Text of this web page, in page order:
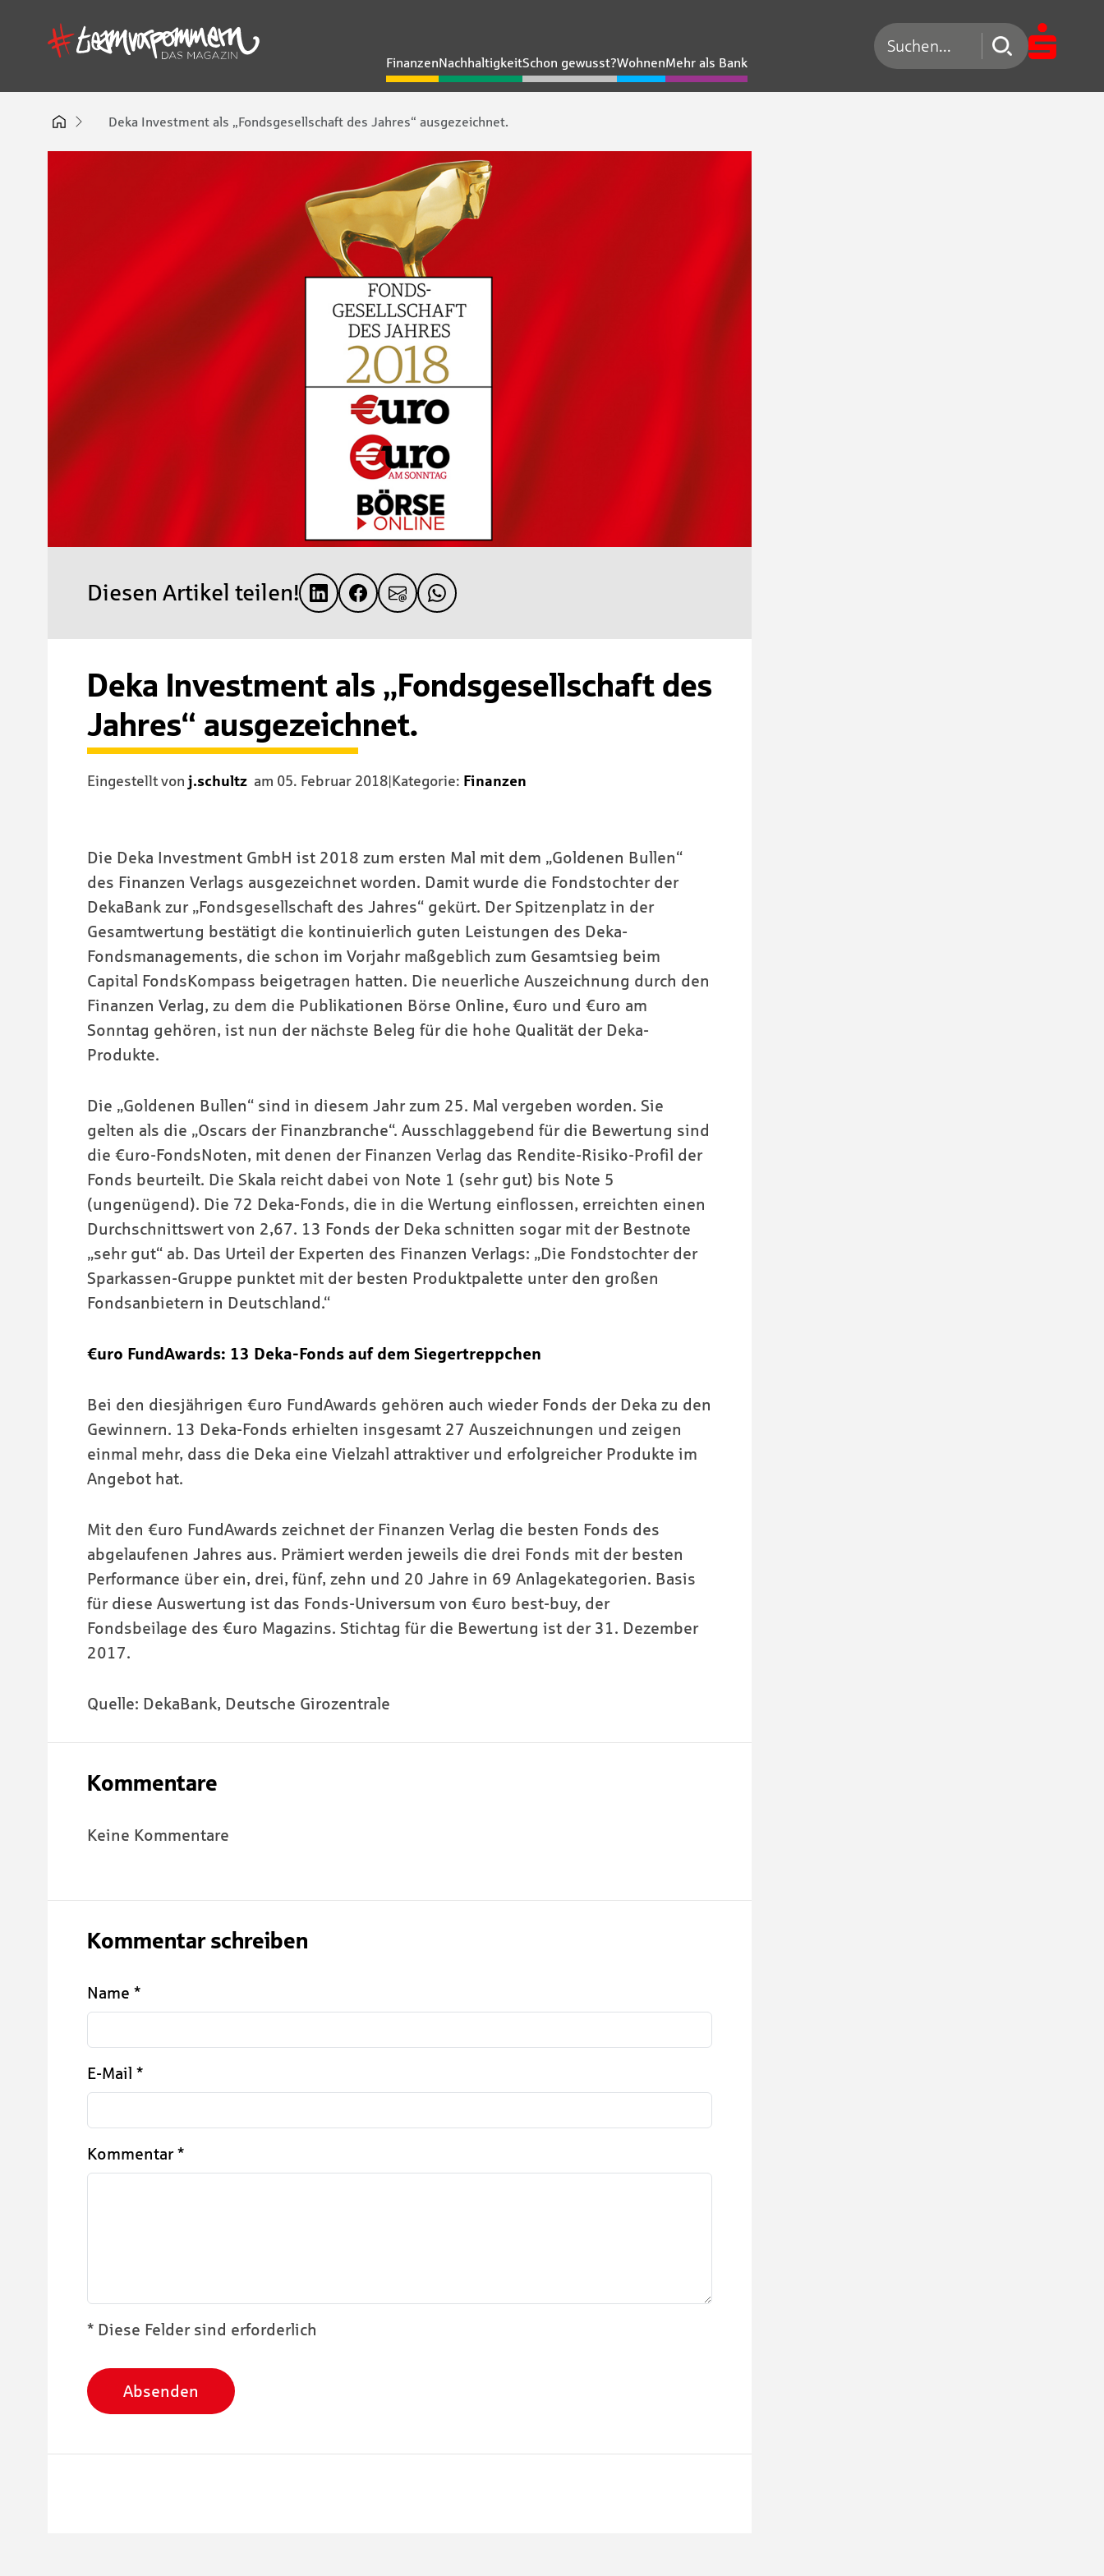
FinanzenNachhaltigkeitSchon gewusst?WohnenMehr als Bank
Suchen nach
Deka Investment als „Fondsgesellschaft des Jahres“ ausgezeichnet.
Diesen Artikel teilen!
Deka Investment als „Fondsgesellschaft des
Jahres“ ausgezeichnet.
Eingestellt von j.schultz am 05. Februar 2018| Kategorie: Finanzen
Die Deka Investment GmbH ist 2018 zum ersten Mal mit dem „Goldenen Bullen“
des Finanzen Verlags ausgezeichnet worden. Damit wurde die Fondstochter der
DekaBank zur „Fondsgesellschaft des Jahres“ gekürt. Der Spitzenplatz in der
Gesamtwertung bestätigt die kontinuierlich guten Leistungen des Deka-
Fondsmanagements, die schon im Vorjahr maßgeblich zum Gesamtsieg beim
Capital FondsKompass beigetragen hatten. Die neuerliche Auszeichnung durch den
Finanzen Verlag, zu dem die Publikationen Börse Online, €uro und €uro am
Sonntag gehören, ist nun der nächste Beleg für die hohe Qualität der Deka-
Produkte.
Die „Goldenen Bullen“ sind in diesem Jahr zum 25. Mal vergeben worden. Sie
gelten als die „Oscars der Finanzbranche“. Ausschlaggebend für die Bewertung sind
die €uro-FondsNoten, mit denen der Finanzen Verlag das Rendite-Risiko-Profil der
Fonds beurteilt. Die Skala reicht dabei von Note 1 (sehr gut) bis Note 5
(ungenügend). Die 72 Deka-Fonds, die in die Wertung einflossen, erreichten einen
Durchschnittswert von 2,67. 13 Fonds der Deka schnitten sogar mit der Bestnote
„sehr gut“ ab. Das Urteil der Experten des Finanzen Verlags: „Die Fondstochter der
Sparkassen-Gruppe punktet mit der besten Produktpalette unter den großen
Fondsanbietern in Deutschland.“
€uro FundAwards: 13 Deka-Fonds auf dem Siegertreppchen
Bei den diesjährigen €uro FundAwards gehören auch wieder Fonds der Deka zu den
Gewinnern. 13 Deka-Fonds erhielten insgesamt 27 Auszeichnungen und zeigen
einmal mehr, dass die Deka eine Vielzahl attraktiver und erfolgreicher Produkte im
Angebot hat.
Mit den €uro FundAwards zeichnet der Finanzen Verlag die besten Fonds des
abgelaufenen Jahres aus. Prämiert werden jeweils die drei Fonds mit der besten
Performance über ein, drei, fünf, zehn und 20 Jahre in 69 Anlagekategorien. Basis
für diese Auswertung ist das Fonds-Universum von €uro best-buy, der
Fondsbeilage des €uro Magazins. Stichtag für die Bewertung ist der 31. Dezember
2017.
Quelle: DekaBank, Deutsche Girozentrale
Kommentare
Keine Kommentare
Kommentar schreiben
Name *
E-Mail *
Kommentar*
* Diese Felder sind erforderlich
Absenden